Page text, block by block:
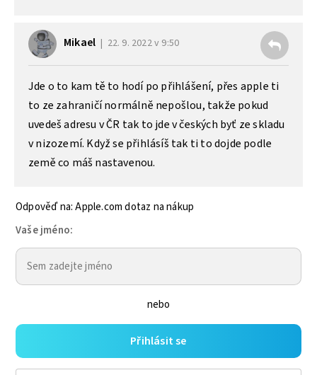
Mikael 22. 9. 2022 v 9:50
Jde o to kam tě to hodí po přihlášení, přes apple ti
to ze zahraničí normálně nepošlou, takže pokud
uvedeš adresu v ČR tak to jde v českých byť ze skladu
v nizozemí. Když se přihlásíš tak ti to dojde podle
země co máš nastavenou.
Odpověď na: Apple.com dotaz na nákup
Vaše jméno:
nebo
Přihlásit se